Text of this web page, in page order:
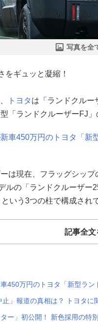
写真を全
をギュッと凝縮！
トヨタ は「ランドクルー
「ランドクルーザーFJ」
新車450万円のトヨタ「新
は現在、フラッグシップ
ルの「ランドクルーザー
という3つの柱で構成され
記事全文
車450万円のトヨタ「新型ラ
止」報道の真相は？ トヨタに
ー」初公開！ 新色採用の特